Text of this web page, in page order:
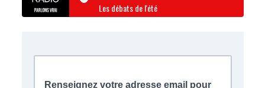
Les débats de l'été